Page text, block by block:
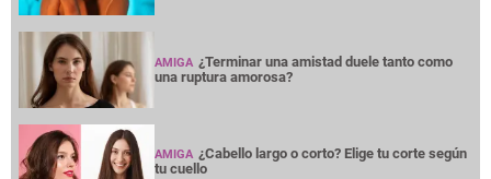
AMIGA ¿Terminar una amistad duele tanto como
una ruptura amorosa?
AMIGA ¿Cabello largo o corto? Elige tu corte según
tu cuello